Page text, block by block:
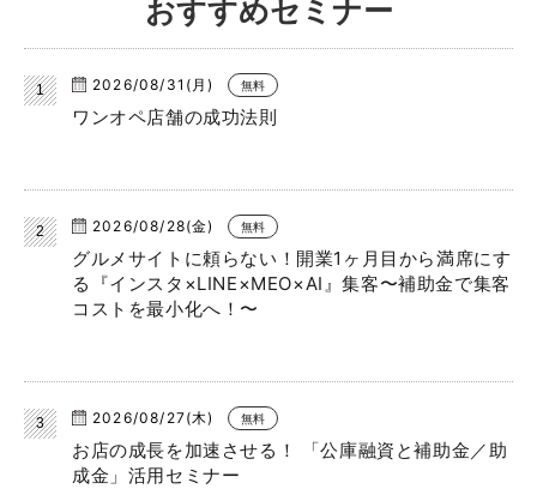
おすすめセミナー
2026/08/31(月) 無料
ワンオペ店舗の成功法則
2026/08/28(金) 無料
グルメサイトに頼らない！開業1ヶ月目から満席にす
る『インスタ×LINE×MEO×AI』集客〜補助金で集客
コストを最小化へ！〜
2026/08/27(木) 無料
お店の成長を加速させる！ 「公庫融資と補助金／助
成金」活用セミナー